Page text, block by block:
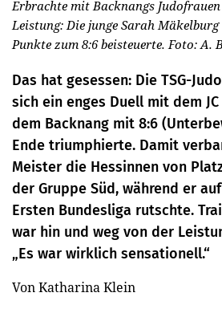
Erbrachte mit Backnangs
Leistung: Die junge Sarah
Punkte zum 8:6 beisteuerte. Foto: A.
Das hat gesessen: Die TSG-
sich ein enges Duell mit dem
dem Backnang mit 8:6
Ende triumphierte. Damit
Meister die Hessinnen von
der Gruppe Süd, während er
Ersten Bundesliga rutschte.
war hin und weg von der
„Es war wirklich sensationell.“
Von Katharina Klein